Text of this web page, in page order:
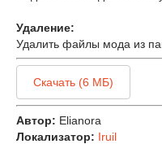
Удаление:
Удалить файлы мода из
Скачать (6 МБ)
Автор: Elianora
Локализатор: Iruil